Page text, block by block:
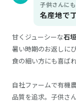
子供さんに
名産地で
甘くジューシーな石
暑い時期のお返しに
食の細い方にも喜ばれ
自社ファームで有機
品質を追求。子供さ